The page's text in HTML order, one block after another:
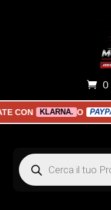
0
KLARNA. O PAYPAL
Products
search